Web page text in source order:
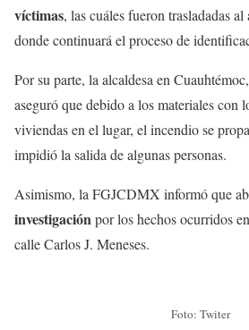
víctimas, las cuáles fueron trasladadas
donde continuará el proceso de
Por su parte, la alcaldesa en Cuauhtémoc,
aseguró que debido a los materiales con
viviendas en el lugar, el incendio se
impidió la salida de algunas personas.
Asimismo, la FGJCDMX informó que
investigaciónpor los hechos ocurridos
calle Carlos J. Meneses.
Foto: Twiter